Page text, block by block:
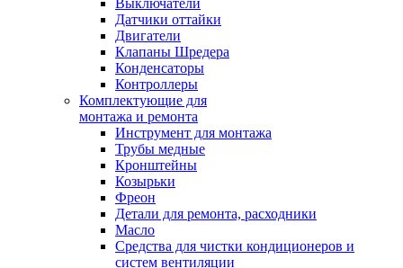
Выключатели
Датчики оттайки
Двигатели
Клапаны Шредера
Конденсаторы
Контроллеры
Комплектующие для
монтажа и ремонта
Инструмент для монтажа
Трубы медные
Кронштейны
Козырьки
Фреон
Детали для ремонта, расходники
Масло
Средства для чистки кондиционеров и
систем вентиляции